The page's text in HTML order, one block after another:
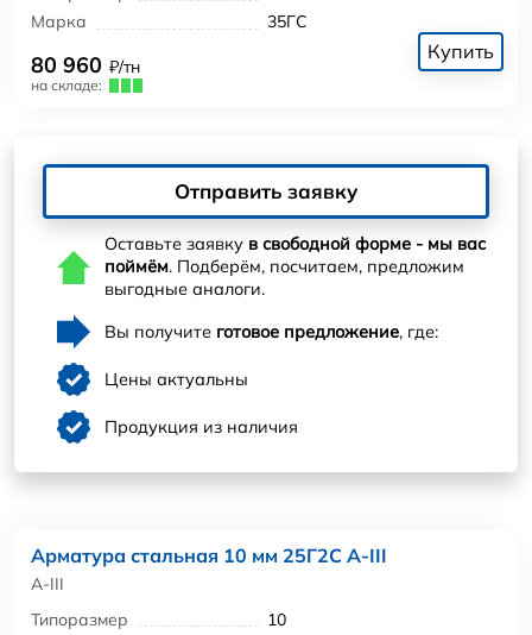
Марка
35ГС
80 960 ₽/тн
на складе:
Купить
Отправить заявку
Оставьте заявку в свободной форме - мы вас
поймём. Подберём, посчитаем, предложим
выгодные аналоги.
Вы получите готовое предложение, где:
Цены актуальны
Продукция из наличия
Арматура стальная 10 мм 25Г2С А-III
А-III
Типоразмер
10